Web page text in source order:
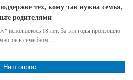
тех, кому так нужна семья,
родителями
исполнилось 18 лет. За эти годы произошло
в семейном …
Наш опрос